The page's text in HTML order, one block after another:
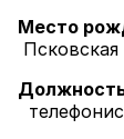
Место